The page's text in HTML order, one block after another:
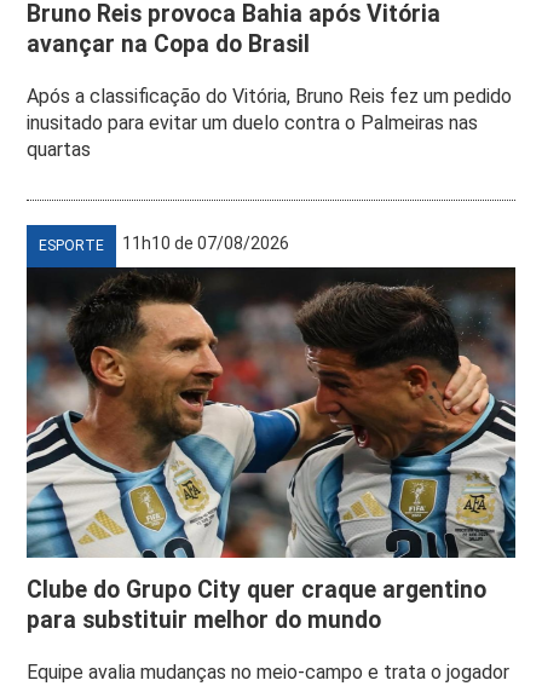
Bruno Reis provoca Bahia após Vitória
avançar na Copa do Brasil
Após a classificação do Vitória, Bruno Reis fez um pedido
inusitado para evitar um duelo contra o Palmeiras nas
quartas
ESPORTE 11h10 de 07/08/2026
Clube do Grupo City quer craque argentino
para substituir melhor do mundo
Equipe avalia mudanças no meio-campo e trata o jogador